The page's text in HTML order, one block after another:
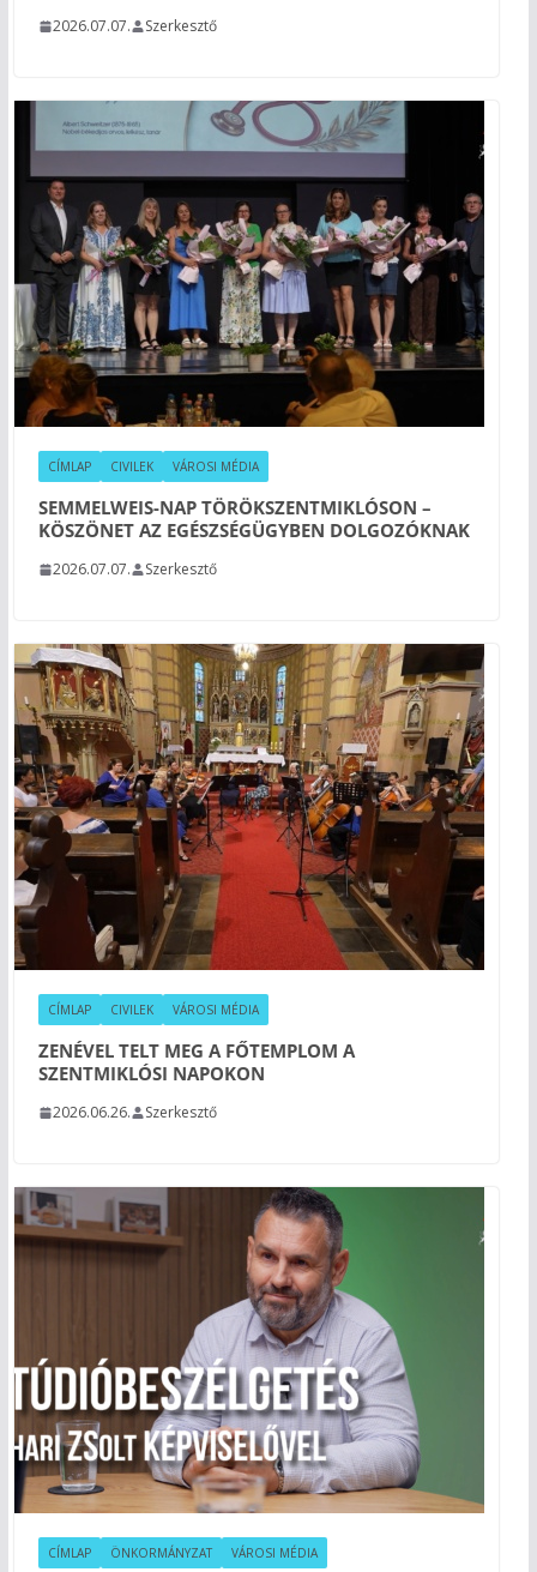
2026.07.07. Szerkesztő
CÍMLAP CIVILEK VÁROSI MÉDIA
SEMMELWEIS-NAP TÖRÖKSZENTMIKLÓSON –
KÖSZÖNET AZ EGÉSZSÉGÜGYBEN DOLGOZÓKNAK
2026.07.07. Szerkesztő
CÍMLAP CIVILEK VÁROSI MÉDIA
ZENÉVEL TELT MEG A FŐTEMPLOM A
SZENTMIKLÓSI NAPOKON
2026.06.26. Szerkesztő
CÍMLAP ÖNKORMÁNYZAT VÁROSI MÉDIA